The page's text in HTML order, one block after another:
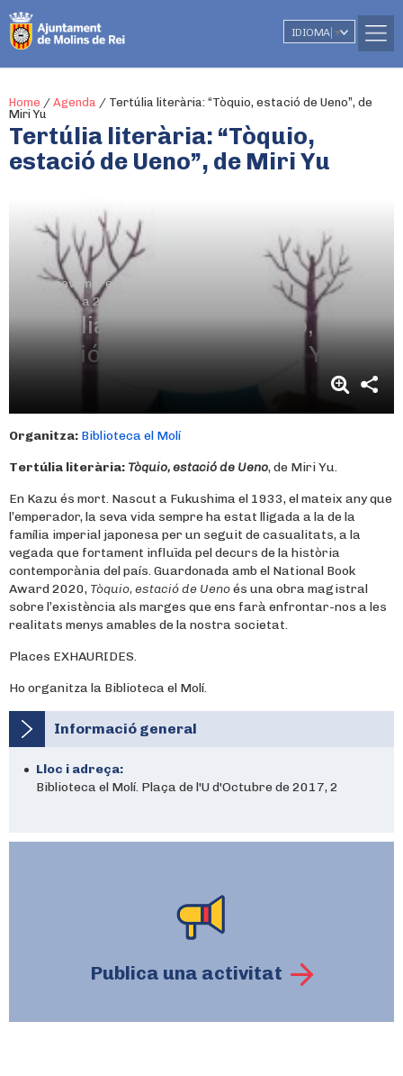
IDIOMA ▼
Home / Agenda / Tertúlia literària: “Tòquio, estació de Ueno”, de
Miri Yu
Tertúlia literària: “Tòquio,
estació de Ueno”, de Miri Yu
21 de novembre
De 19.00h a 20.30h
Tertúlia literària: “Tòquio,
estació de Ueno”, de Miri Yu
Organitza: Biblioteca el Molí
Tertúlia literària: Tòquio, estació de Ueno, de Miri Yu.
En Kazu és mort. Nascut a Fukushima el 1933, el mateix any que
l’emperador, la seva vida sempre ha estat lligada a la de la
família imperial japonesa per un seguit de casualitats, a la
vegada que fortament influïda pel decurs de la història
contemporània del país. Guardonada amb el National Book
Award 2020, Tòquio, estació de Uenoés una obra magistral
sobre l’existència als marges que ens farà enfrontar-nos a les
realitats menys amables de la nostra societat.
Places EXHAURIDES.
Ho organitza la Biblioteca el Molí.
Informació general
Lloc i adreça:
Biblioteca el Molí. Plaça de l'U d'Octubre de 2017, 2
Publica una activitat